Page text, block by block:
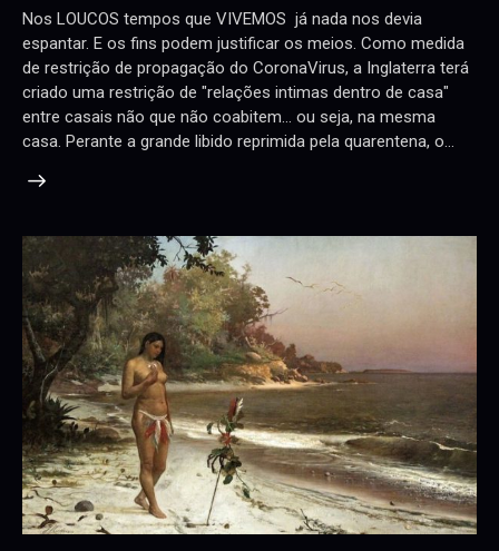
Nos LOUCOS tempos que VIVEMOS já nada nos devia
espantar. E os fins podem justificar os meios. Como medida
de restrição de propagação do CoronaVirus, a Inglaterra terá
criado uma restrição de "relações intimas dentro de casa"
entre casais não que não coabitem... ou seja, na mesma
casa. Perante a grande libido reprimida pela quarentena, o…